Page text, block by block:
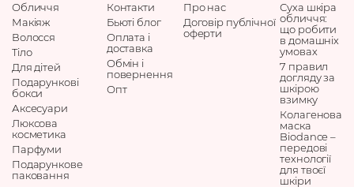
Обличчя
Макіяж
Волосся
Тіло
Для дітей
Подарункові
бокси
Аксесуари
Люксова
косметика
Парфуми
Подарункове
паковання
Контакти
Бьюті блог
Оплата і
доставка
Обмін і
повернення
Опт
Про нас
Договір публічної
оферти
Суха шкіра
обличчя:
що робити
в домашніх
умовах
7 правил
догляду за
шкірою
взимку
Колагенова
маска
Biodance –
передові
технології
для твоєї
шкіри